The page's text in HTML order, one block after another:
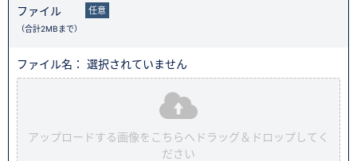
ファイル
（合計2MBまで）
任意
ファイル名： 選択されていません
アップロードする画像をこちらへドラッグ＆ドロップしてく
ださい